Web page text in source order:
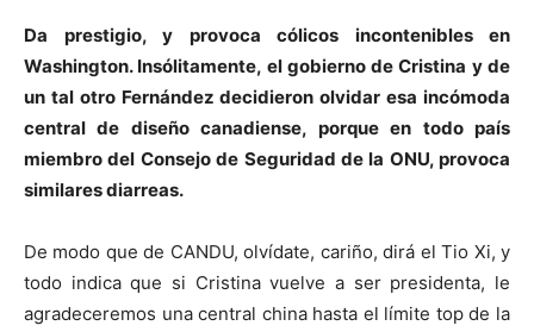
Da prestigio, y provoca cólicos incontenibles en
Washington. Insólitamente, el gobierno de Cristina y de
un tal otro Fernández decidieron olvidar esa incómoda
central de diseño canadiense, porque en todo país
miembro del Consejo de Seguridad de la ONU, provoca
similares diarreas.
De modo que de CANDU, olvídate, cariño, dirá el Tio Xi, y
todo indica que si Cristina vuelve a ser presidenta, le
agradeceremos una central china hasta el límite top de la